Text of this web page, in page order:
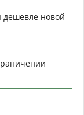
дешевле новой